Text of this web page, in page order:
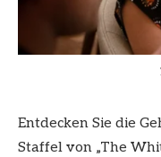
Entdecken Sie die
Staffel von „The